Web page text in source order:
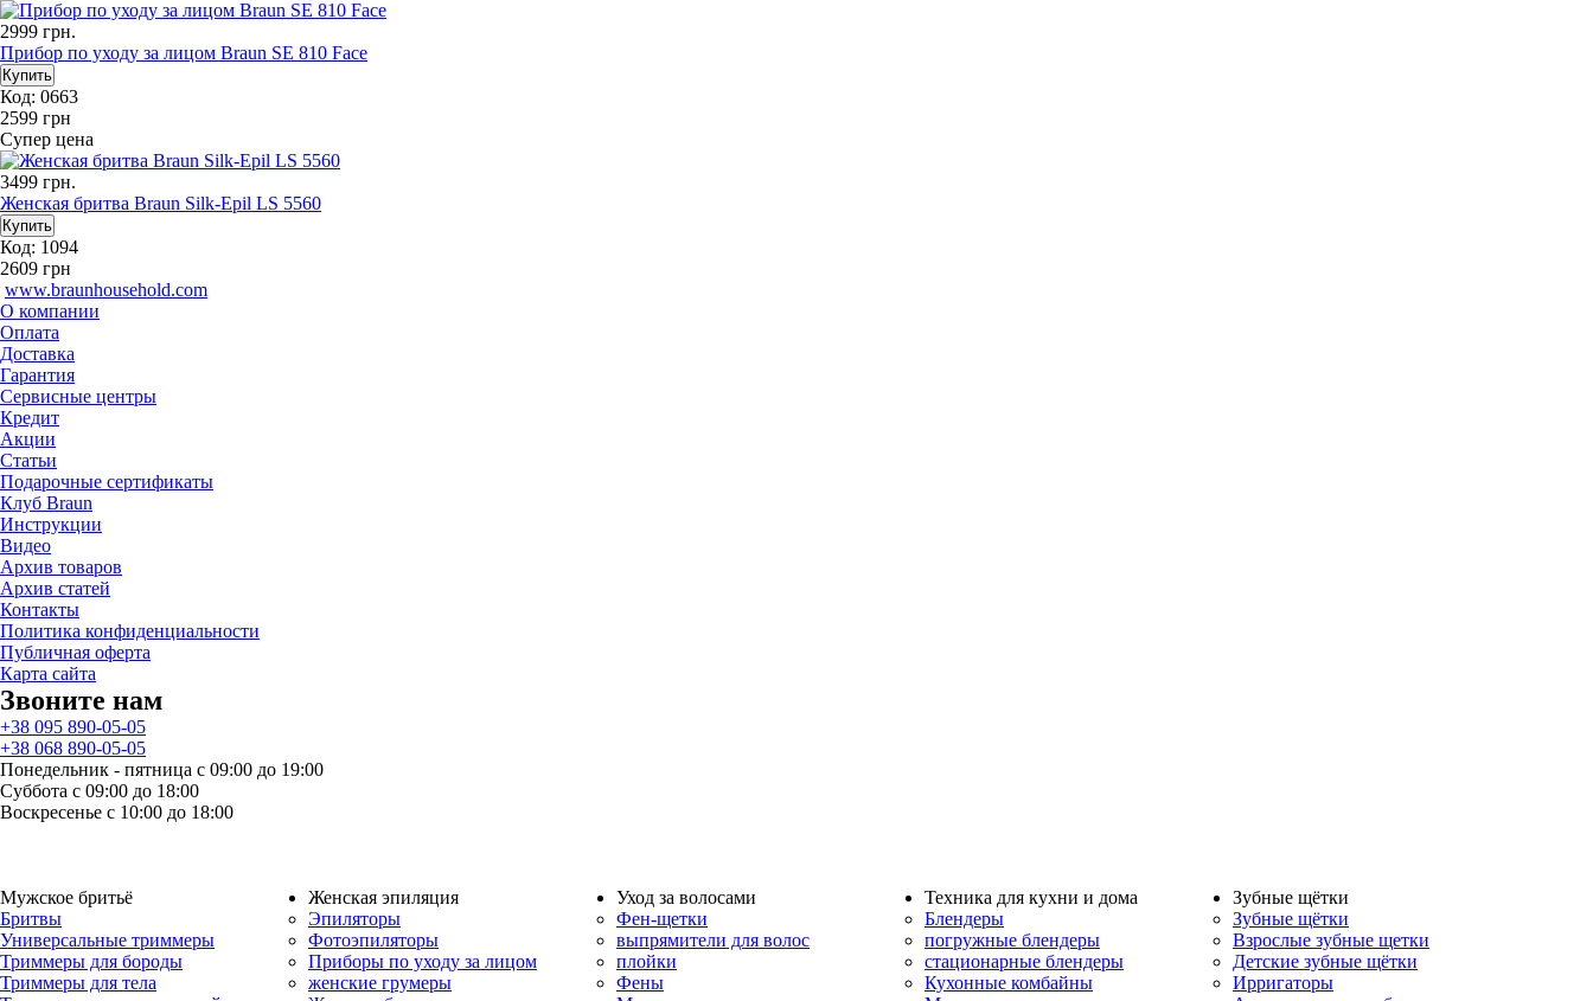
2999 грн.
Прибор по уходу за лицом Braun SE 810 Face
Код: 0663
2599 грн
Супер цена
3499 грн.
Женская бритва Braun Silk-Epil LS 5560
Код: 1094
2609 грн
www.braunhousehold.com
О компании
Оплата
Доставка
Гарантия
Сервисные центры
Кредит
Акции
Статьи
Подарочные сертификаты
Клуб Braun
Инструкции
Видео
Архив товаров
Архив статей
Контакты
Политика конфиденциальности
Публичная оферта
Карта сайта
Звоните нам
+38 095 890-05-05
+38 068 890-05-05
Понедельник - пятница с 09:00 до 19:00
Суббота с 09:00 до 18:00
Воскресенье с 10:00 до 18:00
Мужское бритьё
Бритвы
Универсальные триммеры
Триммеры для бороды
Триммеры для тела
Женская эпиляция
Эпиляторы
Фотоэпиляторы
Приборы по уходу за лицом
женские грумеры
Уход за волосами
Фен-щетки
выпрямители для волос
плойки
Фены
Техника для кухни и дома
Блендеры
погружные блендеры
стационарные блендеры
Кухонные комбайны
Зубные щётки
Зубные щётки
Взрослые зубные щетки
Детские зубные щётки
Ирригаторы